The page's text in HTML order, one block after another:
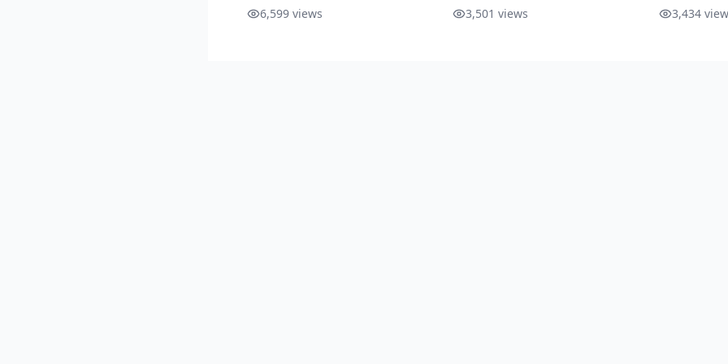
Sekolah, Beserta Tipsnya
6,599 views
Laut
3,501 views
dan3,434